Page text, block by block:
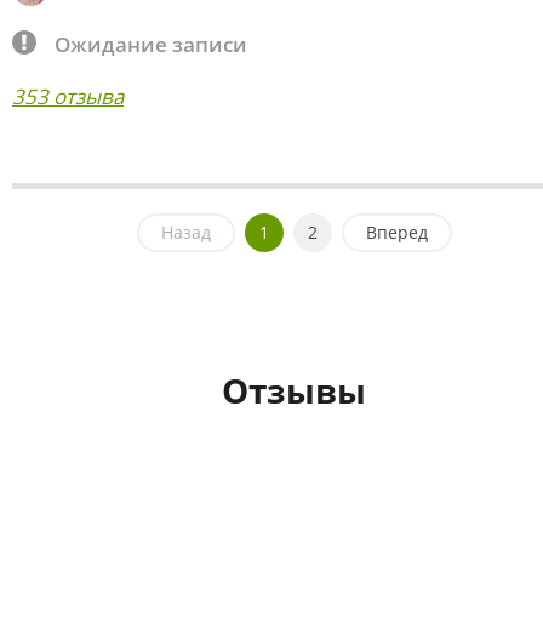
Ожидание записи
353 отзыва
Назад 1 2 Вперед
Отзывы